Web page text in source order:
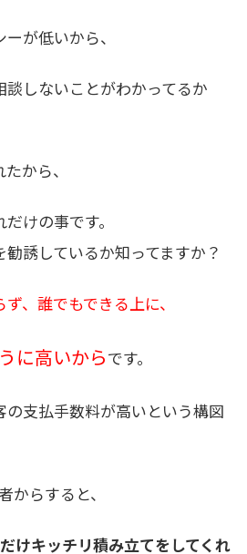
が低いから、
しないことがわかってるか
から、
けの事です。
誘しているか知ってますか？
、誰でもできる上に、
に高いからです。
支払手数料が高いという構図
からすると、
けキッチリ積み立てをしてくれ